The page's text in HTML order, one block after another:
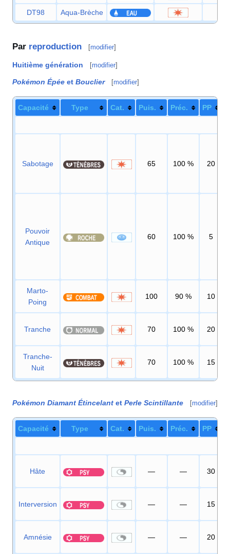
DT98 Aqua-Brèche
Par reproduction [modifier]
Huitième génération [modifier]
Pokémon Épée et Bouclier [modifier]
Capacité Type Cat. Puis. Préc. PP
Sabotage 65 100 % 20
Pouvoir
Antique
60 100 % 5
Marto-
Poing
100 90 % 10
Tranche 70 100 % 20
Tranche-
Nuit
70 100 % 15
Pokémon Diamant Étincelant et Perle Scintillante [modifier]
Capacité Type Cat. Puis. Préc. PP
Hâte — — 30
Interversion — — 15
Amnésie — — 20